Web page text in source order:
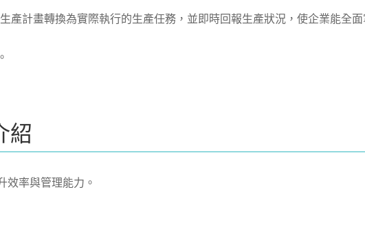
產計畫轉換為實際執行的生產任務，並即時回報生產狀況，使企業能全面
紹
效率與管理能力。